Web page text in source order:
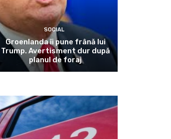
SOCIAL
Groenlanda îi pune frână lui
Trump. Avertisment dur după
planul de foraj